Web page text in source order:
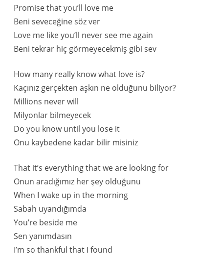
Promise that you’ll love me
Beni seveceğine söz ver
Love me like you’ll never see me again
Beni tekrar hiç görmeyecekmiş gibi sev
How many really know what love is?
Kaçınız gerçekten aşkın ne olduğunu biliyor?
Millions never will
Milyonlar bilmeyecek
Do you know until you lose it
Onu kaybedene kadar bilir misiniz
That it’s everything that we are looking for
Onun aradığımız her şey olduğunu
When I wake up in the morning
Sabah uyandığımda
You’re beside me
Sen yanımdasın
I’m so thankful that I found